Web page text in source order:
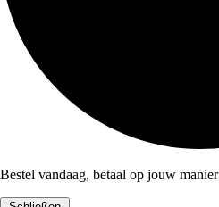
Bestel vandaag, betaal op jouw manier